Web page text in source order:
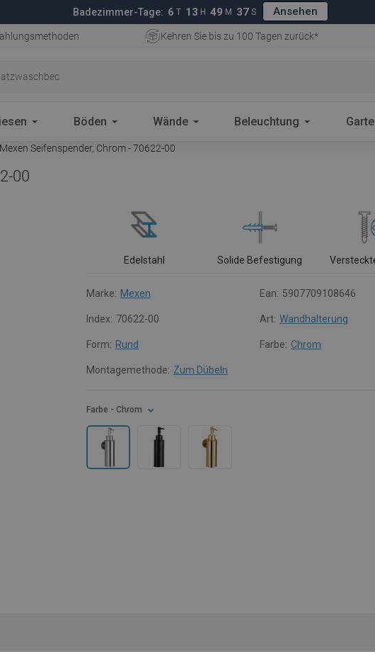
Badezimmer-Tage: 6 T 13 H 49 M 36 S Ansehen
Kehren Sie bis zu 100 Tagen zurück*
Böden Wände Beleuchtung
Mexen Seifenspender, Chrom - 70622-00
00
Edelstahl Solide Befestigung
Marke: Mexen Ean: 5907709108646
Index: 70622-00 Art: Wandhalterung
Form: Rund Farbe: Chrom
Montagemethode: Zum Dübeln
Farbe - Chrom